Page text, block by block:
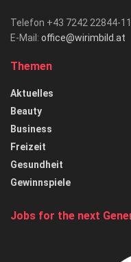
Telefon +43 7242 22844-
E-Mail: office@wirimbild.at
Themen
Aktuelles
Beauty
Business
Freizeit
Gesundheit
Gewinnspiele
Jobs for the next